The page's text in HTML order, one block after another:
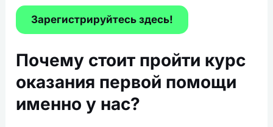
Зарегистрируйтесь здесь!
Почему стоит пройти курс
оказания первой помощи
именно у нас?